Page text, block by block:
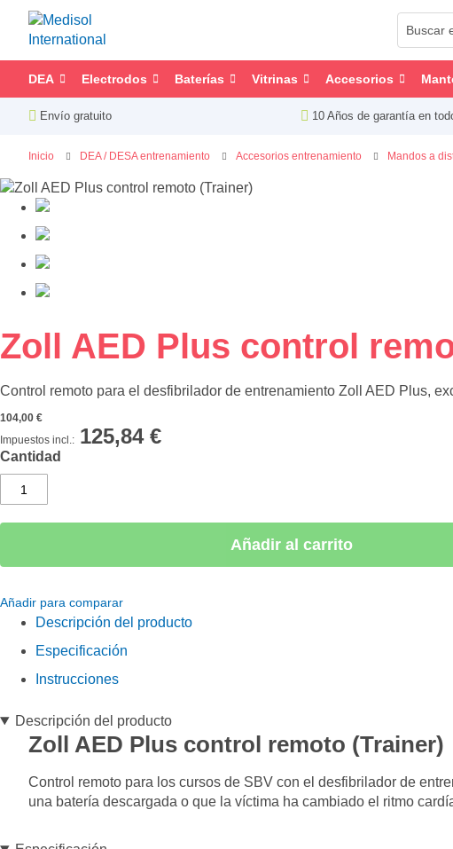
DEA Electrodos Baterías Vitrinas Accesorios
Envío gratuito 10 Años de garantía en
Inicio DEA / DESA entrenamiento Accesorios entrenamiento Mandos a
Saltar
galería
Saltar
al
de
la
de
Zoll AED Plus control
Control remoto para el desfibrilador de entrenamiento Zoll AED Plus,
104,00 €
125,84 €
Cantidad
Añadir al carrito
Añadir para comparar
Descripción del producto
Especificación
Instrucciones
Descripción del producto
Zoll AED Plus control remoto (Trainer)
Control remoto para los cursos de SBV con el desfibrilador de
una batería descargada o que la víctima ha cambiado el ritmo